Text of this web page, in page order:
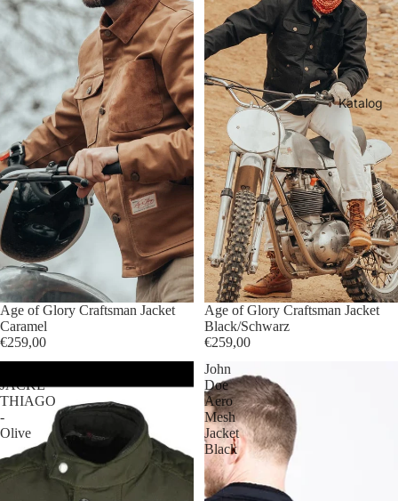
Katalog
Age of Glory Craftsman Jacket
Caramel
€259,00
Age of Glory Craftsman Jacket
Black/Schwarz
€259,00
JACKE
THIAGO
-
Olive
John
Doe
Aero
Mesh
Jacket
Black